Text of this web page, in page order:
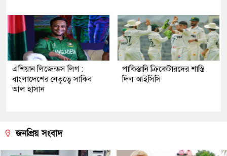
এশিয়ান লিজেন্ডস লিগ :
বাংলাদেশের নেতৃত্বে সাকিব
আল হাসান
পাকিস্তানি ক্রিকেটারদের শাস্তি
দিল আইসিসি
জনপ্রিয় সংবাদ